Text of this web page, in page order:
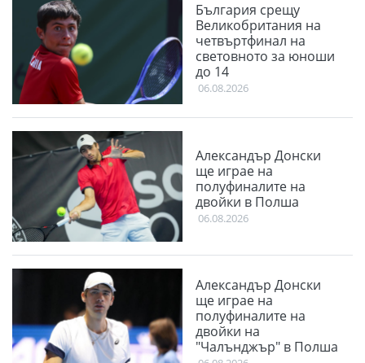
България срещу
Великобритания на
четвъртфинал на
световното за юноши
до 14
06.08.2026
Александър Донски
ще играе на
полуфиналите на
двойки в Полша
06.08.2026
Александър Донски
ще играе на
полуфиналите на
двойки на
"Чалънджър" в Полша